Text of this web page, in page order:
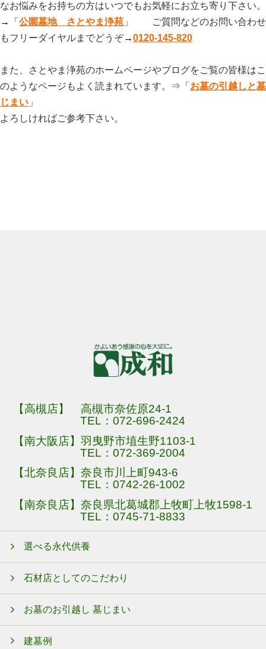
なお悩みをお持ちの方はいつでもお気軽にお立ち寄り下さい。
→
「 公園墓地 さとやま浄苑 」 ご質問などのお問い合わせ
もフリーダイヤルまでどうぞ→0120-145-820
また、さとやま浄苑のホームページやブログをご覧の皆様はこ
のようなページもよく読まれています。⇒ 「 お墓の引越しと墓
じまい 」
よろしければご参考下さい。
【高槻店】 高槻市奈佐原24-1
TEL：072-696-2424
【南大阪店】羽曳野市埴生野1103-1
TEL：072-369-2004
【北奈良店】奈良市川上町943-6
TEL：0742-26-1002
【南奈良店】奈良県北葛城郡上牧町上牧1598-1
TEL：0745-71-8833
選べる永代供養
石材店としてのこだわり
お墓のお引越し 墓じまい
建墓例